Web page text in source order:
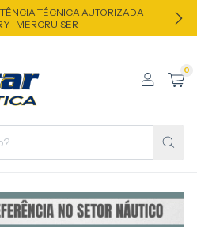
TÉCNICA AUTORIZADA
| MERCRUISER
0